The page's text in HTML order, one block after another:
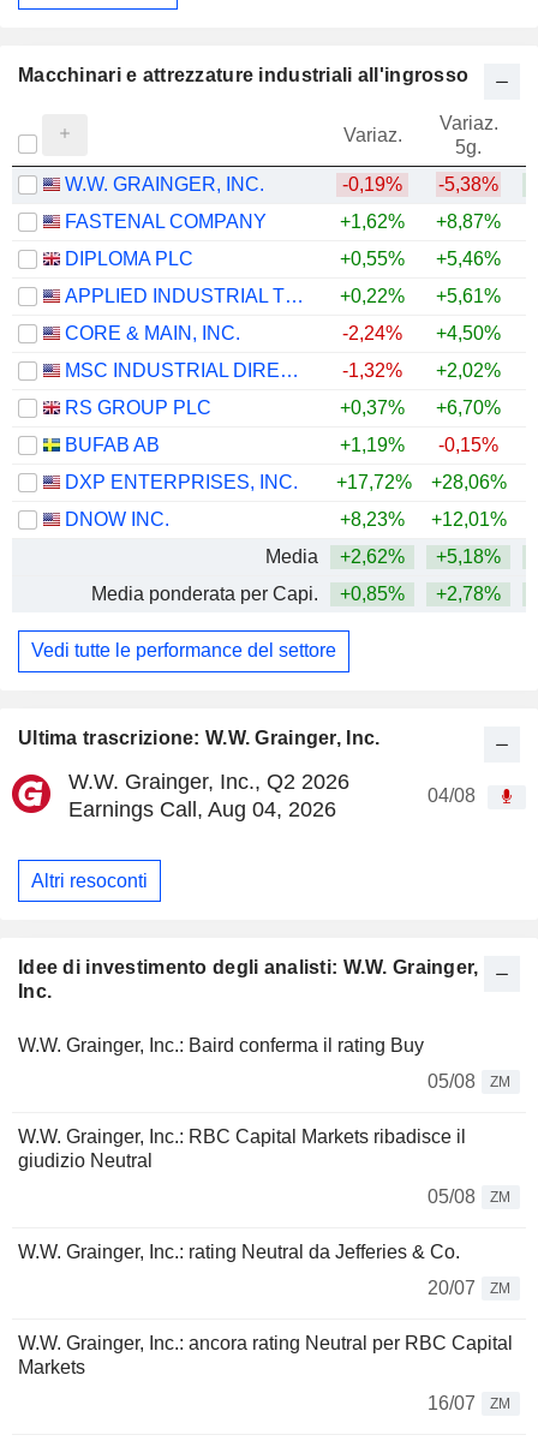
Ultima trascrizione: W.W. Grainger, Inc.
W.W. Grainger, Inc., Q2 2026
Earnings Call, Aug 04, 2026
04/08
Altri resoconti
Idee di investimento degli analisti: W.W. Grainger,
Inc.
W.W. Grainger, Inc.: Baird conferma il rating Buy
05/08
ZM
W.W. Grainger, Inc.: RBC Capital Markets ribadisce il
giudizio Neutral
05/08
ZM
W.W. Grainger, Inc.: rating Neutral da Jefferies & Co.
20/07
ZM
W.W. Grainger, Inc.: ancora rating Neutral per RBC Capital
Markets
16/07
ZM
Macchinari e attrezzature industriali all'ingrosso
Variaz.
Variaz.
5g.
W.W. GRAINGER, INC. -0,19% -5,38%
FASTENAL COMPANY
+1,62% +8,87%
DIPLOMA PLC
+0,55% +5,46%
APPLIED INDUSTRIAL TECHNOLOGIES, INC.
+0,22% +5,61%
CORE & MAIN, INC.
-2,24% +4,50%
MSC INDUSTRIAL DIRECT CO., INC.
-1,32% +2,02%
RS GROUP PLC
+0,37% +6,70%
BUFAB AB
+1,19% -0,15%
DXP ENTERPRISES, INC.
+17,72% +28,06%
DNOW INC.
+8,23% +12,01%
Media
+2,62% +5,18%
Media ponderata per Capi.
+0,85% +2,78%
Vedi tutte le performance del settore